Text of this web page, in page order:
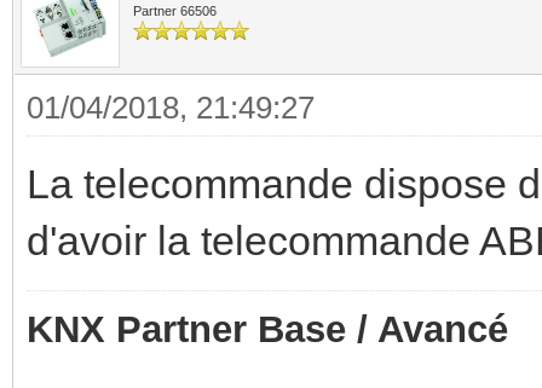
Partner 66506
01/04/2018, 21:49:27
La telecommande dispose
d'avoir la telecommande
KNX Partner Base / Avancé